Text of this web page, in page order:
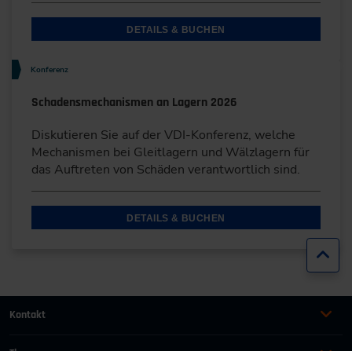
DETAILS & BUCHEN
Konferenz
Schadensmechanismen an Lagern 2026
Diskutieren Sie auf der VDI-Konferenz, welche
Mechanismen bei Gleitlagern und Wälzlagern für
das Auftreten von Schäden verantwortlich sind.
DETAILS & BUCHEN
Kontakt